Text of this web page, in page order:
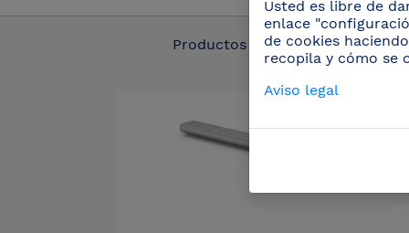
Productos / Estanterías
Usted es libre de
enlace
de cookies
recopila y cómo se
Aviso legal